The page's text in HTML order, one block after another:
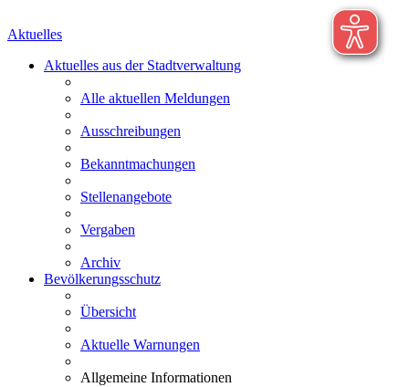
Aktuelles
Aktuelles aus der Stadtverwaltung
Alle aktuellen Meldungen
Ausschreibungen
Bekanntmachungen
Stellenangebote
Vergaben
Archiv
Bevölkerungsschutz
Übersicht
Aktuelle Warnungen
Allgemeine Informationen